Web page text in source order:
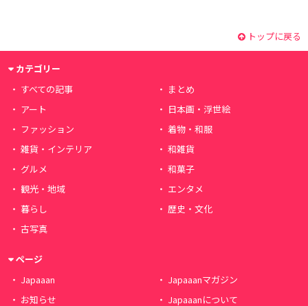
トップに戻る
カテゴリー
すべての記事
まとめ
アート
日本画・浮世絵
ファッション
着物・和服
雑貨・インテリア
和雑貨
グルメ
和菓子
観光・地域
エンタメ
暮らし
歴史・文化
古写真
ページ
Japaaan
Japaaanマガジン
お知らせ
Japaaanについて